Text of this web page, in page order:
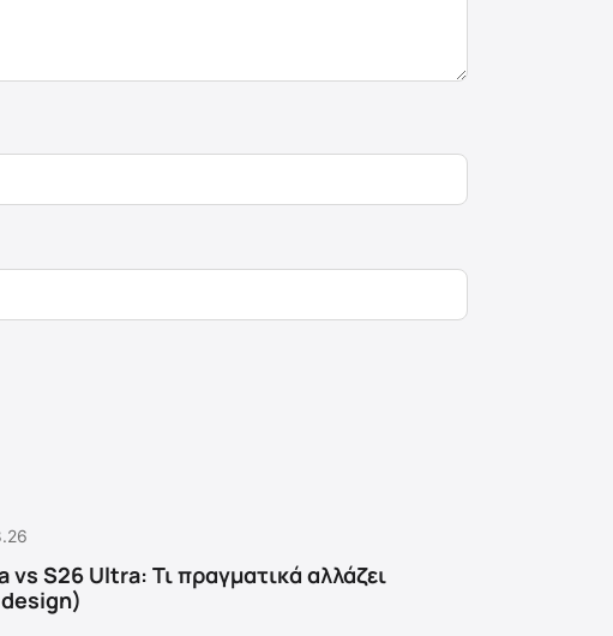
vs S26 Ultra: Τι πραγματικά αλλάζει